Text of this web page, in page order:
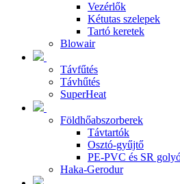
Vezérlők
Kétutas szelepek
Tartó keretek
Blowair
Távfűtés
Távhűtés
SuperHeat
Földhőabszorberek
Távtartók
Osztó-gyűjtő
PE-PVC és SR
Haka-Gerodur